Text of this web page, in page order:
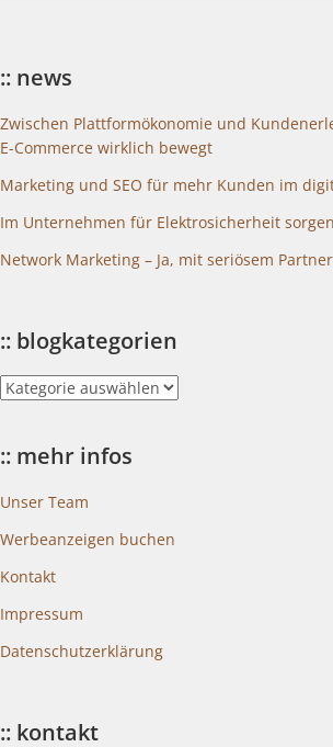
:: news
Zwischen Plattformökonomie und
E-Commerce wirklich bewegt
Marketing und SEO für mehr Kunden im
Im Unternehmen für Elektrosicherheit sorgen
Network Marketing – Ja, mit seriösem Partner
:: blogkategorien
::
blogkategorien
:: mehr infos
Unser Team
Werbeanzeigen buchen
Kontakt
Impressum
Datenschutzerklärung
:: kontakt